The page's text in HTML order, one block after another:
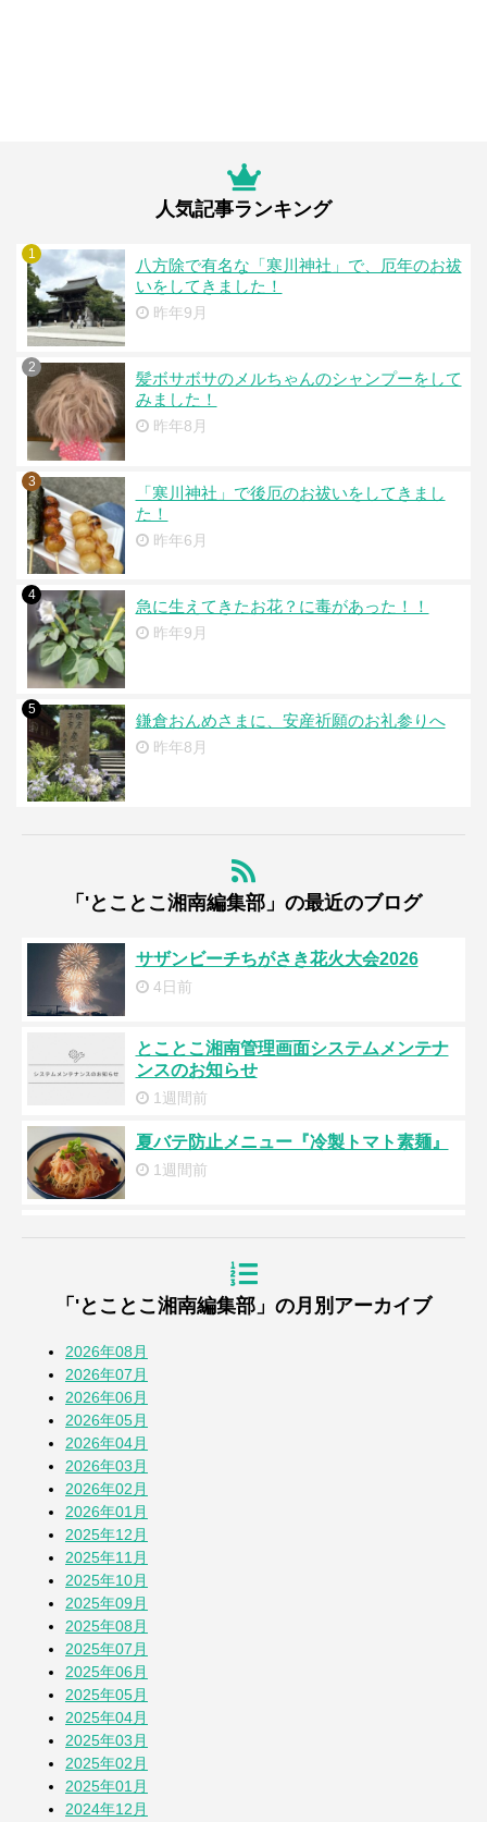
人気記事ランキング
1
八方除で有名な「寒川神社」で、厄年のお祓
いをしてきました！
昨年9月
2
髪ボサボサのメルちゃんのシャンプーをして
みました！
昨年8月
3
「寒川神社」で後厄のお祓いをしてきまし
た！
昨年6月
4
急に生えてきたお花？に毒があった！！
昨年9月
5
鎌倉おんめさまに、安産祈願のお礼参りへ
昨年8月
「'とことこ湘南編集部」の最近のブログ
サザンビーチちがさき花火大会2026
4日前
とことこ湘南管理画面システムメンテナ
ンスのお知らせ
1週間前
夏バテ防止メニュー『冷製トマト素麺』
1週間前
『道の駅湘南ちがさき』周年祭
【とことこblog】第108回全国高校野球選
手権 神奈川大会
七夕2026
蚕(かいこ)が繭になるまでの授業
そら豆
「おばさん」は何歳まで？
「'とことこ湘南編集部」の月別アーカイブ
2026年08月
2026年07月
2026年06月
2026年05月
2026年04月
2026年03月
2026年02月
2026年01月
2025年12月
2025年11月
2025年10月
2025年09月
2025年08月
2025年07月
2025年06月
2025年05月
2025年04月
2025年03月
2025年02月
2025年01月
2024年12月